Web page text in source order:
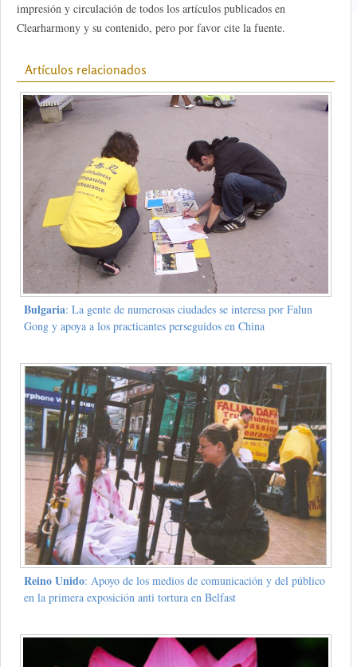
impresión y circulación de todos los artículos publicados en
Clearharmony y su contenido, pero por favor cite la fuente.
Artículos relacionados
Bulgaria: La gente de numerosas ciudades se interesa por Falun
Gong y apoya a los practicantes perseguidos en China
Reino Unido: Apoyo de los medios de comunicación y del público
en la primera exposición anti tortura en Belfast